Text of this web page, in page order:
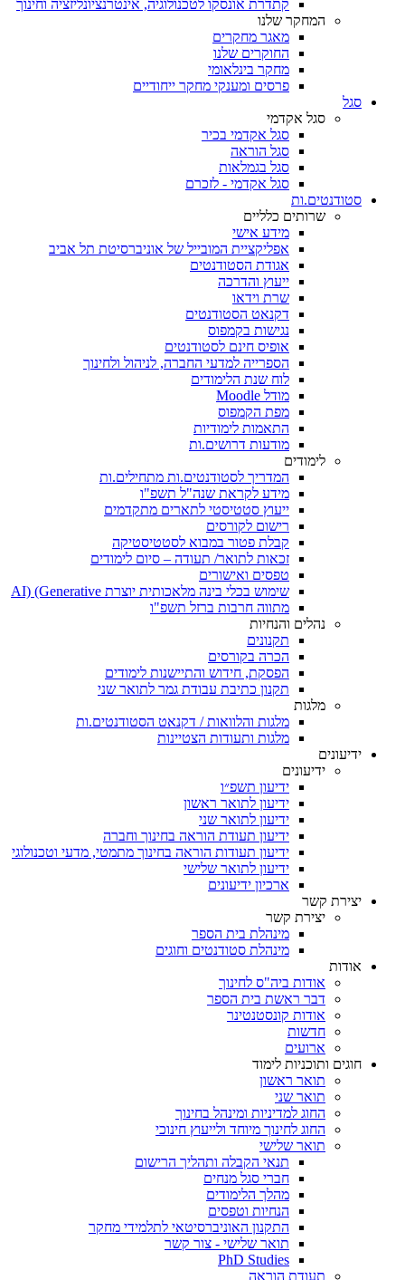
קתדרת אונסקו לטכנולוגיה, אינטרנציונליזציה וחינוך
המחקר שלנו
מאגר מחקרים
החוקרים שלנו
מחקר בינלאומי
פרסים ומענקי מחקר ייחודיים
סגל
סגל אקדמי
סגל אקדמי בכיר
סגל הוראה
סגל בגמלאות
סגל אקדמי - לזכרם
סטודנטים.ות
שרותים כלליים
מידע אישי
אפליקציית המובייל של אוניברסיטת תל אביב
אגודת הסטודנטים
ייעוץ והדרכה
שרת וידאו
דקנאט הסטודנטים
נגישות בקמפוס
אופיס חינם לסטודנטים
הספרייה למדעי החברה, לניהול ולחינוך
לוח שנת הלימודים
מודל Moodle
מפת הקמפוס
התאמות לימודיות
מודעות דרושים.ות
לימודים
המדריך לסטודנטים.ות מתחילים.ות
מידע לקראת שנה"ל תשפ"ו
ייעוץ סטטיסטי לתארים מתקדמים
רישום לקורסים
קבלת פטור במבוא לסטטיסטיקה
זכאות לתואר/ תעודה – סיום לימודים
טפסים ואישורים
שימוש בכלי בינה מלאכותית יוצרת AI) (Generative
מתווה חרבות ברזל תשפ"ו
נהלים והנחיות
תקנונים
הכרה בקורסים
הפסקת, חידוש והתיישנות לימודים
תקנון כתיבת עבודת גמר לתואר שני
מלגות
מלגות והלוואות / דקנאט הסטודנטים.ות
מלגות ותעודות הצטיינות
ידיעונים
ידיעונים
ידיעון תשפ״ו
ידיעון לתואר ראשון
ידיעון לתואר שני
ידיעון תעודת הוראה בחינוך וחברה
ידיעון תעודות הוראה בחינוך מתמטי, מדעי וטכנולוגי
ידיעון לתואר שלישי
ארכיון ידיעונים
יצירת קשר
יצירת קשר
מינהלת בית הספר
מינהלת סטודנטים וחוגים
אודות
אודות ביה"ס לחינוך
דבר ראשת בית הספר
אודות קונסטנטינר
חדשות
ארועים
חוגים ותוכניות לימוד
תואר ראשון
תואר שני
החוג למדיניות ומינהל בחינוך
החוג לחינוך מיוחד ולייעוץ חינוכי
תואר שלישי
תנאי הקבלה ותהליך הרישום
חברי סגל מנחים
מהלך הלימודים
הנחיות וטפסים
התקנון האוניברסיטאי לתלמידי מחקר
תואר שלישי - צור קשר
PhD Studies
תעודת הוראה